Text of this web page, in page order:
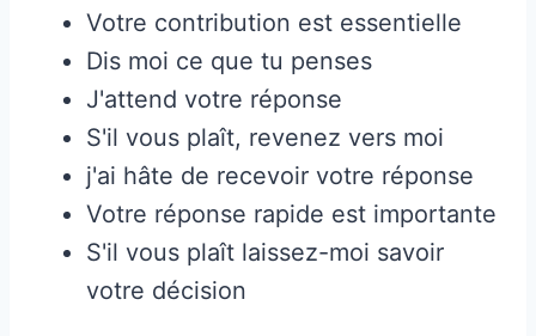
Votre contribution est essentielle
Dis moi ce que tu penses
J'attend votre réponse
S'il vous plaît, revenez vers moi
j'ai hâte de recevoir votre réponse
Votre réponse rapide est importante
S'il vous plaît laissez-moi savoir
votre décision